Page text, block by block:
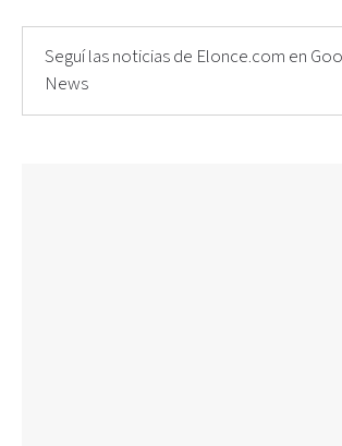
Seguí las noticias de Elonce.com en
News